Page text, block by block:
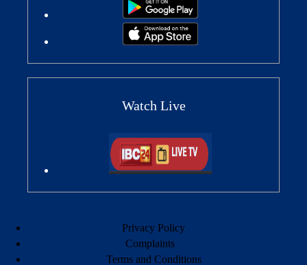
Watch Live
Privacy Policy
Complaints
Terms and Conditions